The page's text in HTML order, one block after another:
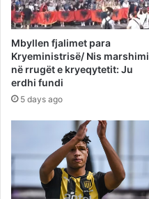
Mbyllen fjalimet para
Kryeministrisë/ Nis marshimi
në rrugët e kryeqytetit: Ju
erdhi fundi
5 days ago